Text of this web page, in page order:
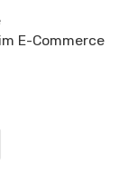
E-Commerce